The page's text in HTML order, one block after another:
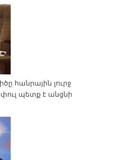
հանրային լուրջ
պետք է անցնի